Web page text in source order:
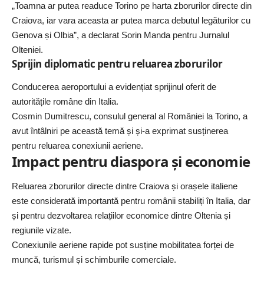
„Toamna ar putea readuce Torino pe harta zborurilor directe din
Craiova, iar vara aceasta ar putea marca debutul legăturilor cu
Genova și Olbia”, a declarat Sorin Manda pentru Jurnalul
Olteniei.
Sprijin diplomatic pentru reluarea zborurilor
Conducerea aeroportului a evidențiat sprijinul oferit de
autoritățile române din Italia.
Cosmin Dumitrescu, consulul general al României la Torino, a
avut întâlniri pe această temă și și-a exprimat susținerea
pentru reluarea conexiunii aeriene.
Impact pentru diaspora și economie
Reluarea zborurilor directe dintre Craiova și orașele italiene
este considerată importantă pentru românii stabiliți în Italia, dar
și pentru dezvoltarea relațiilor economice dintre Oltenia și
regiunile vizate.
Conexiunile aeriene rapide pot susține mobilitatea forței de
muncă, turismul și schimburile comerciale.